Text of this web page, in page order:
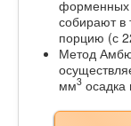
форменных
собирают в
порцию (с
Метод
мм3 осадка